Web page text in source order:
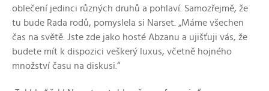
oblečení jedinci různých druhů a pohlaví. Samozřejmě, že
tu bude Rada rodů, pomyslela si Narset. „Máme všechen
čas na světě. Jste zde jako hosté Abzanu a ujišťuji vás, že
budete mít k dispozici veškerý luxus, včetně hojného
množství času na diskusi.“